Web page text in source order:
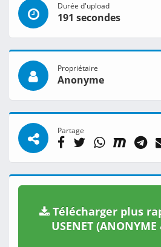
Durée d'upload
191 secondes
Propriétaire
Anonyme
Partage
Télécharger plus
USENET